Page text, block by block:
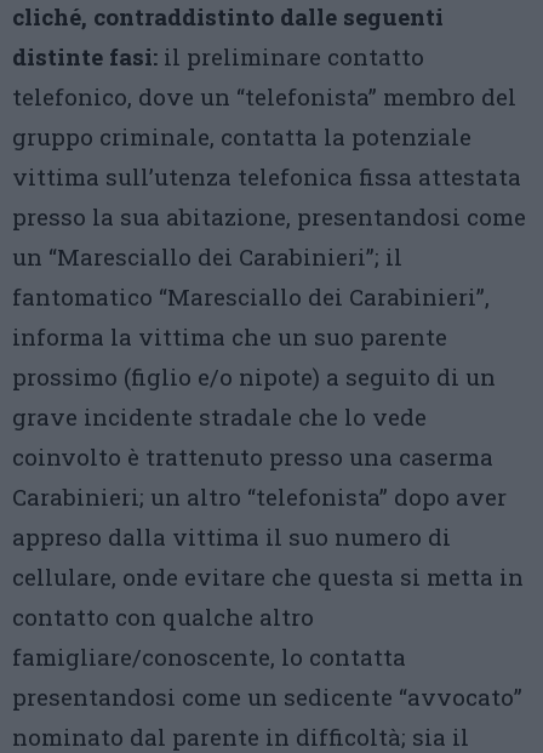
cliché, contraddistinto dalle seguenti
distinte fasi: il preliminare contatto
telefonico, dove un “telefonista” membro del
gruppo criminale, contatta la potenziale
vittima sull’utenza telefonica fissa attestata
presso la sua abitazione, presentandosi come
un “Maresciallo dei Carabinieri”; il
fantomatico “Maresciallo dei Carabinieri”,
informa la vittima che un suo parente
prossimo (figlio e/o nipote) a seguito di un
grave incidente stradale che lo vede
coinvolto è trattenuto presso una caserma
Carabinieri; un altro “telefonista” dopo aver
appreso dalla vittima il suo numero di
cellulare, onde evitare che questa si metta in
contatto con qualche altro
famigliare/conoscente, lo contatta
presentandosi come un sedicente “avvocato”
nominato dal parente in difficoltà; sia il